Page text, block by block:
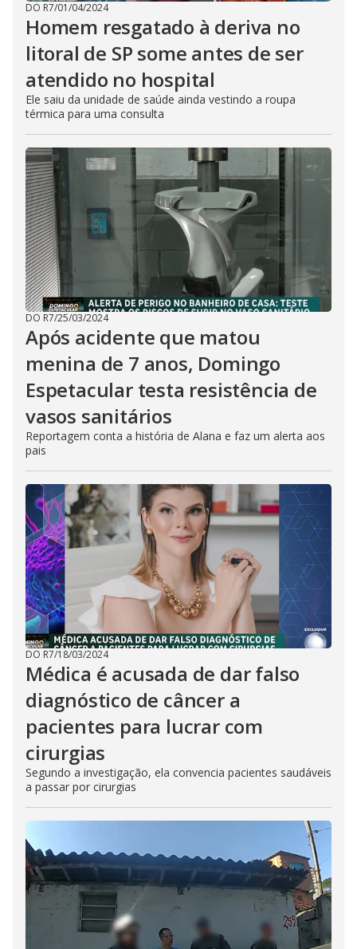
DO R7/01/04/2024
Homem resgatado à deriva no
litoral de SP some antes de ser
atendido no hospital
Ele saiu da unidade de saúde ainda vestindo a roupa
térmica para uma consulta
DO R7/25/03/2024
Após acidente que matou
menina de 7 anos, Domingo
Espetacular testa resistência de
vasos sanitários
Reportagem conta a história de Alana e faz um alerta aos
pais
DO R7/18/03/2024
Médica é acusada de dar falso
diagnóstico de câncer a
pacientes para lucrar com
cirurgias
Segundo a investigação, ela convencia pacientes saudáveis
a passar por cirurgias